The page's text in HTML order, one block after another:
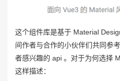
这个组件库是基于 Material
间作者与合作的小伙伴们共同参
者感兴趣的 api 。对于为何选择
这样描述：